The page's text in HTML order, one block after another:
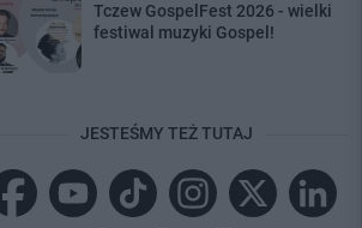
Tczew GospelFest 2026 - wielki
festiwal muzyki Gospel!
JESTEŚMY TEŻ TUTAJ